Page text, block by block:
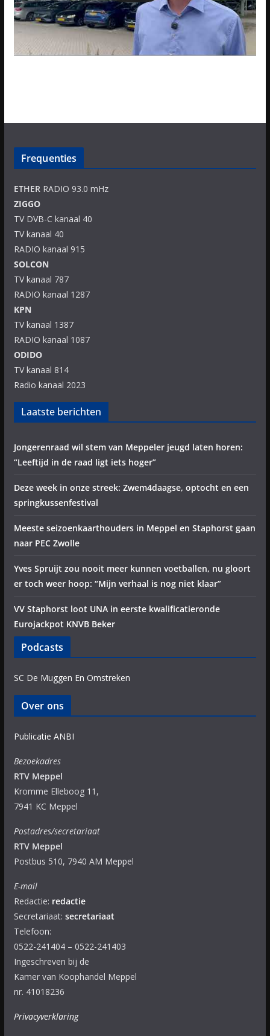
Frequenties
ETHERRADIO 93.0 mHz
ZIGGO
TV DVB-C kanaal 40
TV kanaal 40
RADIO kanaal 915
SOLCON
TV kanaal 787
RADIO kanaal 1287
KPN
TV kanaal 1387
RADIO kanaal 1087
ODIDO
TV kanaal 814
Radio kanaal 2023
Laatste berichten
Jongerenraad wil stem van Meppeler jeugd laten horen:
“Leeftijd in de raad ligt iets hoger”
Deze week in onze streek: Zwem4daagse, optocht en een
springkussenfestival
Meeste seizoenkaarthouders in Meppel en Staphorst gaan
naar PEC Zwolle
Yves Spruijt zou nooit meer kunnen voetballen, nu gloort
er toch weer hoop: “Mijn verhaal is nog niet klaar”
VV Staphorst loot UNA in eerste kwalificatieronde
Eurojackpot KNVB Beker
Podcasts
SC De Muggen En Omstreken
Over ons
Publicatie ANBI
Bezoekadres
RTV Meppel
Kromme Elleboog 11,
7941 KC Meppel
Postadres/secretariaat
RTV Meppel
Postbus 510, 7940 AM Meppel
E-mail
Redactie: redactie
Secretariaat: secretariaat
Telefoon:
0522-241404 – 0522-241403
Ingeschreven bij de
Kamer van Koophandel Meppel
nr. 41018236
Privacyverklaring